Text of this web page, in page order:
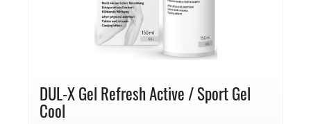
DUL-X Gel Refresh Active / Sport Gel
Cool